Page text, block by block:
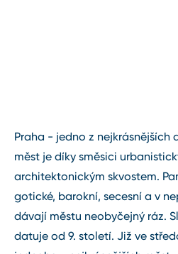
Praha ⁠-⁠ jedno z nejkrásnějších
měst je díky směsici
architektonickým skvostem.
gotické, barokní, secesní a v
dávají městu neobyčejný ráz.
datuje od 9. století. Již ve